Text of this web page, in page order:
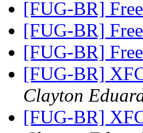
[FUG-BR]
[FUG-BR]
[FUG-BR]
[FUG-BR]
Clayton
[FUG-BR]